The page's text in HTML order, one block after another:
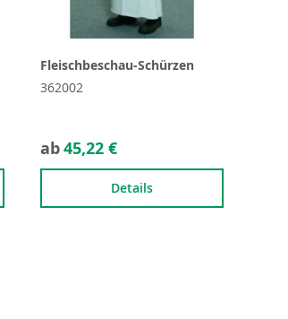
Fleischbeschau-Schürzen
362002
ab45,22 €
Details